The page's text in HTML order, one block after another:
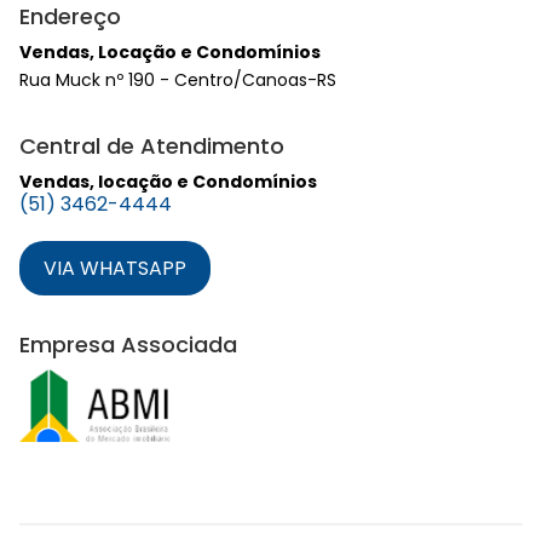
Endereço
Vendas, Locação e Condomínios
Rua Muck nº 190 - Centro/Canoas-RS
Central de Atendimento
Vendas, locação e Condomínios
(51) 3462-4444
VIA WHATSAPP
Empresa Associada